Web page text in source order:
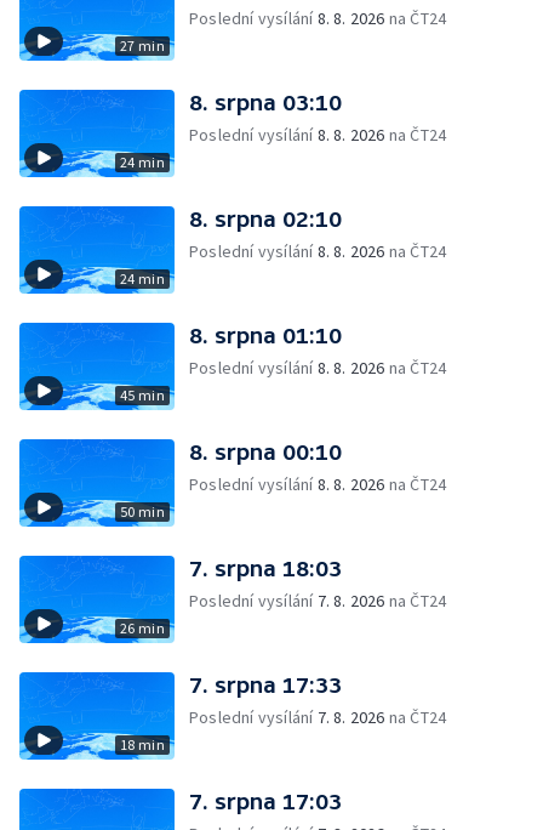
27 min
Poslední vysílání8. 8. 2026 na ČT24
24 min
8. srpna 03:10
Poslední vysílání8. 8. 2026 na ČT24
24 min
8. srpna 02:10
Poslední vysílání8. 8. 2026 na ČT24
45 min
8. srpna 01:10
Poslední vysílání8. 8. 2026 na ČT24
50 min
8. srpna 00:10
Poslední vysílání8. 8. 2026 na ČT24
26 min
7. srpna 18:03
Poslední vysílání 7. 8. 2026 na ČT24
18 min
7. srpna 17:33
Poslední vysílání 7. 8. 2026 na ČT24
7. srpna 17:03